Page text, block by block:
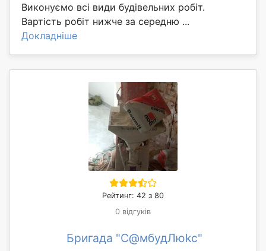
Виконуємо всі види будівельних робіт.
Вартість робіт нижче за середню ...
Докладніше
Рейтинг: 42 з 80
0 відгуків
Бригада "С@мбудЛюkс"